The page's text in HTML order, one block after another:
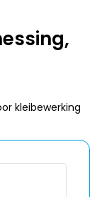
kleibewerking